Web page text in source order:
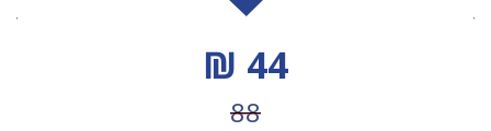
מחיר הנחה
44 ₪
מחיר לפני הנחה
88